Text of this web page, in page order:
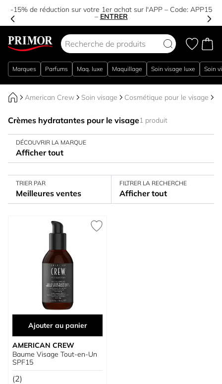
-15% de réduction sur votre 1er achat sur l'APP – Code: APP15
– ENTRER
Marques Parfums Maq. luxe Maquillage Soin visage luxe Soin
American Crew Soin visage Cosmétique pour le visage
Crèmes hydratantes pour le visage1 produit
DÉCOUVRIR LA MARQUE
Afficher tout
TRIER PAR
Meilleures ventes
FILTRER LA RECHERCHE
Afficher tout
Ajouter au panier
AMERICAN CREW
Baume Visage Tout-en-Un
SPF15
(2)